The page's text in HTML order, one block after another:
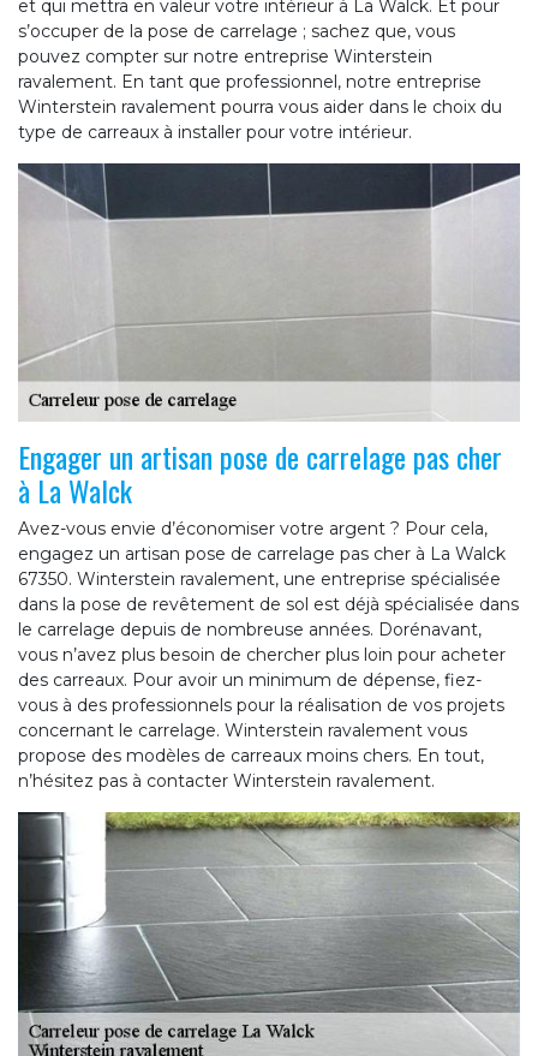
et qui mettra en valeur votre intérieur à La Walck. Et pour
s’occuper de la pose de carrelage ; sachez que, vous
pouvez compter sur notre entreprise Winterstein
ravalement. En tant que professionnel, notre entreprise
Winterstein ravalement pourra vous aider dans le choix du
type de carreaux à installer pour votre intérieur.
Engager un artisan pose de carrelage pas cher
à La Walck
Avez-vous envie d’économiser votre argent ? Pour cela,
engagez un artisan pose de carrelage pas cher à La Walck
67350. Winterstein ravalement, une entreprise spécialisée
dans la pose de revêtement de sol est déjà spécialisée dans
le carrelage depuis de nombreuse années. Dorénavant,
vous n’avez plus besoin de chercher plus loin pour acheter
des carreaux. Pour avoir un minimum de dépense, fiez-
vous à des professionnels pour la réalisation de vos projets
concernant le carrelage. Winterstein ravalement vous
propose des modèles de carreaux moins chers. En tout,
n’hésitez pas à contacter Winterstein ravalement.